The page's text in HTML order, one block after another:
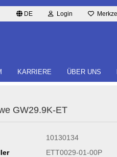
DE Login
KARRIERE ÜBER UNS
GW29.9K-ET
10130134
ETT0029-01-00P